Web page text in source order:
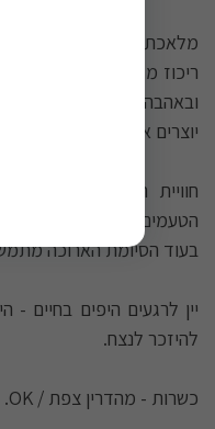
מלאכת יד אמיתית בציר
ריכוז מקסימלי, תסיסה
ובאהבה. החיזוק בברנדי
יוצרים את המרקם הקטיפתי
חוויית הטעמים צבע
הטעמים העמוקים
בעוד הסיומת הארוכה
יין לרגעים היפים בחיים -
להיזכר לנצח.
כשרות - מהדרין צפת / OK.